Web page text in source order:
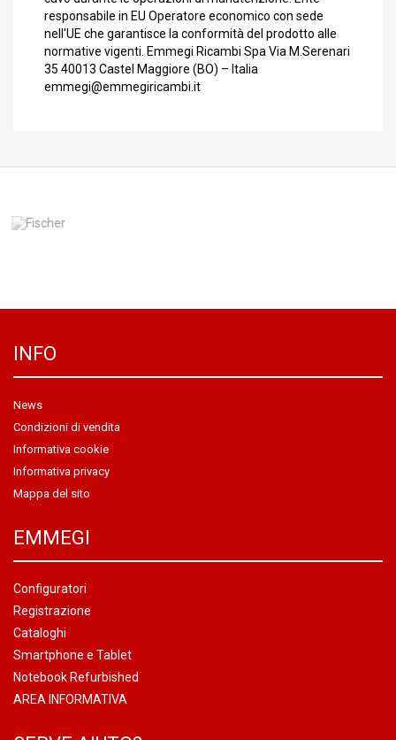
responsabile in EU Operatore economico con sede
nell'UE che garantisce la conformità del prodotto alle
normative vigenti. Emmegi Ricambi Spa Via M.Serenari
35 40013 Castel Maggiore (BO) – Italia
emmegi@emmegiricambi.it
INFO
News
Condizioni di vendita
Informativa cookie
Informativa privacy
Mappa del sito
EMMEGI
Configuratori
Registrazione
Cataloghi
Smartphone e Tablet
Notebook Refurbished
AREA INFORMATIVA